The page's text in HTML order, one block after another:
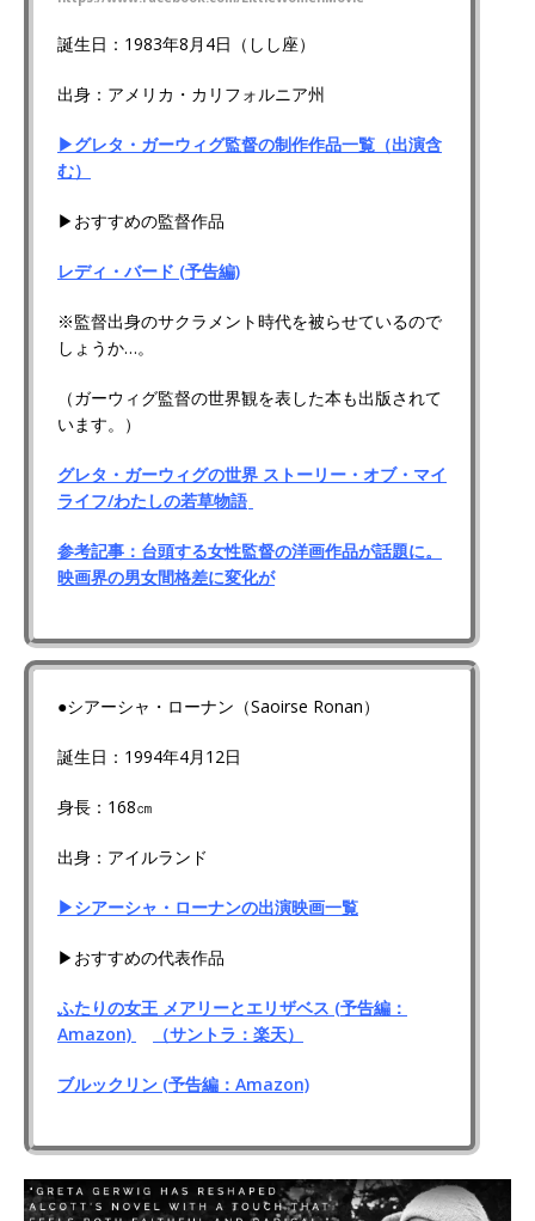
誕生日：1983年8月4日（しし座）
出身：アメリカ・カリフォルニア州
▶グレタ・ガーウィグ監督の制作作品一覧（出演含
む）
▶おすすめの監督作品
レディ・バード (予告編)
※監督出身のサクラメント時代を被らせているので
しょうか…。
（ガーウィグ監督の世界観を表した本も出版されて
います。）
グレタ・ガーウィグの世界 ストーリー・オブ・マイ
ライフ/わたしの若草物語
参考記事：台頭する女性監督の洋画作品が話題に。
映画界の男女間格差に変化が
●シアーシャ・ローナン（Saoirse Ronan）
誕生日：1994年4月12日
身長：168㎝
出身：アイルランド
▶シアーシャ・ローナンの出演映画一覧
▶おすすめの代表作品
ふたりの女王 メアリーとエリザベス (予告編：
Amazon)
（サントラ：楽天）
ブルックリン (予告編：Amazon)